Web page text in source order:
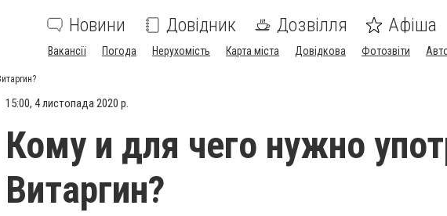
Новини Довідник Дозвілля Афіша
Вакансії Погода Нерухомість Карта міста Довідкова Фотозвіти
15:00, 4 листопада 2020 р.
Кому и для чего нужно
Витаргин?